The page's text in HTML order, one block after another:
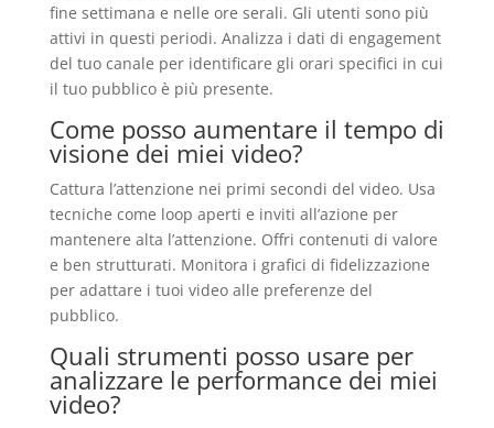
fine settimana e nelle ore serali. Gli utenti sono più
attivi in questi periodi. Analizza i dati di engagement
del tuo canale per identificare gli orari specifici in cui
il tuo pubblico è più presente.
Come posso aumentare il tempo di
visione dei miei video?
Cattura l’attenzione nei primi secondi del video. Usa
tecniche come loop aperti e inviti all’azione per
mantenere alta l’attenzione. Offri contenuti di valore
e ben strutturati. Monitora i grafici di fidelizzazione
per adattare i tuoi video alle preferenze del
pubblico.
Quali strumenti posso usare per
analizzare le performance dei miei
video?